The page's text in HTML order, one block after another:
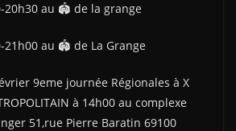
20h30 au 🏟 de la grange
21h00 au 🏟 de La Grange
9eme journée Régionales à X
à 14h00 au complexe
51,rue Pierre Baratin 69100